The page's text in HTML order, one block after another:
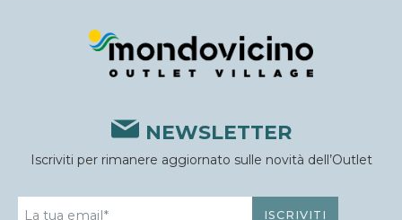
NEWSLETTER
Iscriviti per rimanere aggiornato sulle novità dell’Outlet